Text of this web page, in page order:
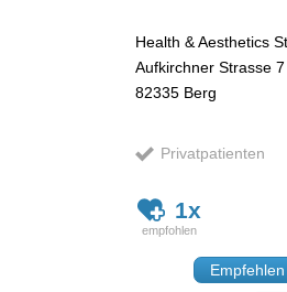
Health & Aesthetics
Aufkirchner Strasse 7
82335 Berg
Privatpatienten
1x
Empfehlen